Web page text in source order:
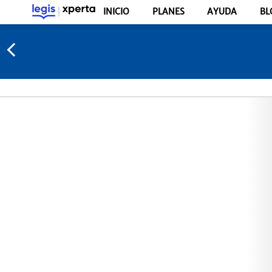
INICIO PLANES AYUDA